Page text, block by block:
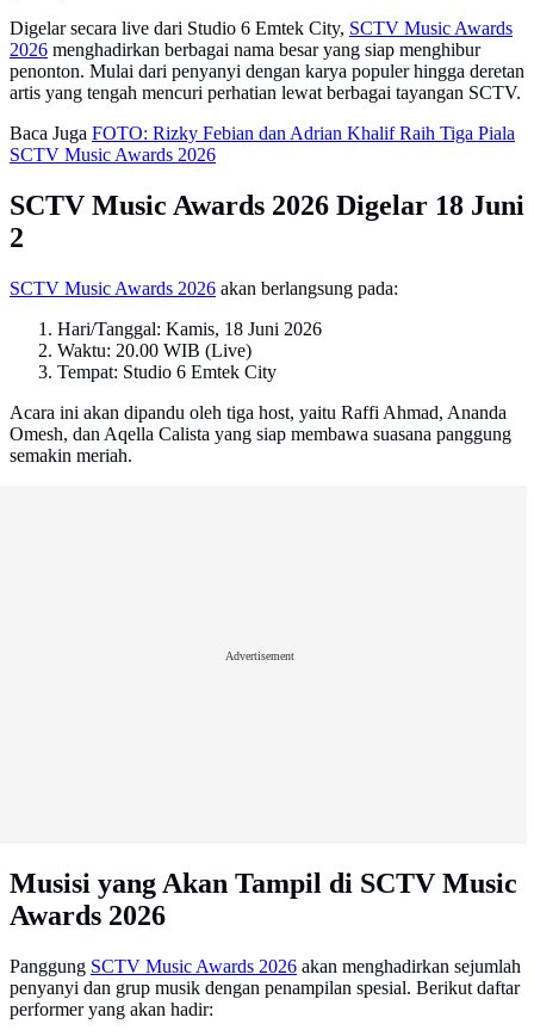
Digelar secara live dari Studio 6 Emtek City, SCTV Music Awards
2026 menghadirkan berbagai nama besar yang siap menghibur
penonton. Mulai dari penyanyi dengan karya populer hingga deretan
artis yang tengah mencuri perhatian lewat berbagai tayangan SCTV.
Baca Juga FOTO: Rizky Febian dan Adrian Khalif Raih Tiga Piala
SCTV Music Awards 2026
SCTV Music Awards 2026 Digelar 18 Juni
2
SCTV Music Awards 2026 akan berlangsung pada:
Hari/Tanggal: Kamis, 18 Juni 2026
Waktu: 20.00 WIB (Live)
Tempat: Studio 6 Emtek City
Acara ini akan dipandu oleh tiga host, yaitu Raffi Ahmad, Ananda
Omesh, dan Aqella Calista yang siap membawa suasana panggung
semakin meriah.
Advertisement
Musisi yang Akan Tampil di SCTV Music
Awards 2026
Panggung SCTV Music Awards 2026 akan menghadirkan sejumlah
penyanyi dan grup musik dengan penampilan spesial. Berikut daftar
performer yang akan hadir: